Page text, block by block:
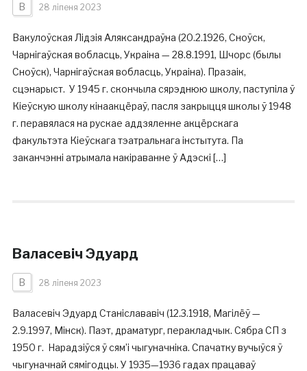
В 28 ліпеня 2023
Вакулоўская Лідзія Аляксандраўна (20.2.1926, Сноўск,
Чарнігаўская вобласць, Украіна — 28.8.1991, Шчорс (былы
Сноўск), Чарнігаўская вобласць, Украіна). Празаік,
сцэнарыст. У 1945 г. скончыла сярэднюю школу, паступіла ў
Кіеўскую школу кінаакцёраў, пасля закрыцця школы ў 1948
г. перавялася на рускае аддзяленне акцёрскага
факультэта Кіеўскага тэатральнага інстытута. Па
заканчэнні атрымала накіраванне ў Адэскі […]
Валасевіч Эдуард
В 28 ліпеня 2023
Валасевіч Эдуард Станіслававіч (12.3.1918, Магілёў —
2.9.1997, Мінск). Паэт, драматург, перакладчык. Сябра СП з
1950 г. Нарадзіўся ў сям’і чыгуначніка. Спачатку вучыўся ў
чыгуначнай сямігодцы. У 1935—1936 гадах працаваў